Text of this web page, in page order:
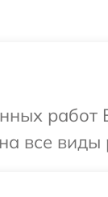
работ
все виды